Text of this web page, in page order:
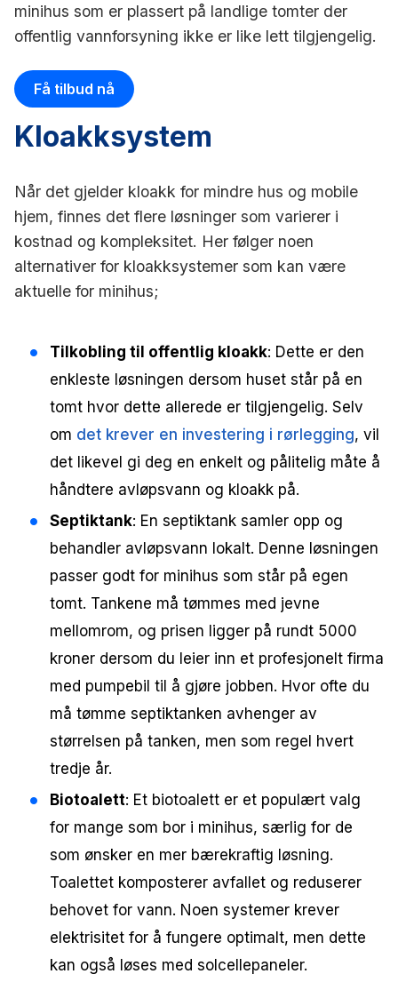
minihus som er plassert på landlige tomter der
offentlig vannforsyning ikke er like lett tilgjengelig.
Få tilbud nå
Kloakksystem
Når det gjelder kloakk for mindre hus og mobile
hjem, finnes det flere løsninger som varierer i
kostnad og kompleksitet. Her følger noen
alternativer for kloakksystemer som kan være
aktuelle for minihus;
Tilkobling til offentlig kloakk: Dette er den
enkleste løsningen dersom huset står på en
tomt hvor dette allerede er tilgjengelig. Selv
om det krever en investering i rørlegging, vil
det likevel gi deg en enkelt og pålitelig måte å
håndtere avløpsvann og kloakk på.
Septiktank: En septiktank samler opp og
behandler avløpsvann lokalt. Denne løsningen
passer godt for minihus som står på egen
tomt. Tankene må tømmes med jevne
mellomrom, og prisen ligger på rundt 5000
kroner dersom du leier inn et profesjonelt firma
med pumpebil til å gjøre jobben. Hvor ofte du
må tømme septiktanken avhenger av
størrelsen på tanken, men som regel hvert
tredje år.
Biotoalett: Et biotoalett er et populært valg
for mange som bor i minihus, særlig for de
som ønsker en mer bærekraftig løsning.
Toalettet komposterer avfallet og reduserer
behovet for vann. Noen systemer krever
elektrisitet for å fungere optimalt, men dette
kan også løses med solcellepaneler.